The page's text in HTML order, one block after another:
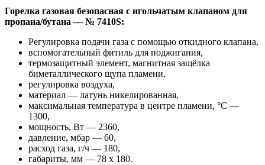
Горелка газовая безопасная с игольчатым клапаном для
пропана/бутана — № 7410S:
Регулировка подачи газа с помощью откидного клапана,
вспомогательный фитиль для поджигания,
термозащитный элемент, магнитная защёлка
биметаллического щупа пламени,
регулировка воздуха,
материал — латунь никелированная,
максимальная температура в центре пламени, °С —
1300,
мощность, Вт — 2360,
давление, мбар — 60,
расход газа, г/ч — 180,
габариты, мм — 78 х 180.